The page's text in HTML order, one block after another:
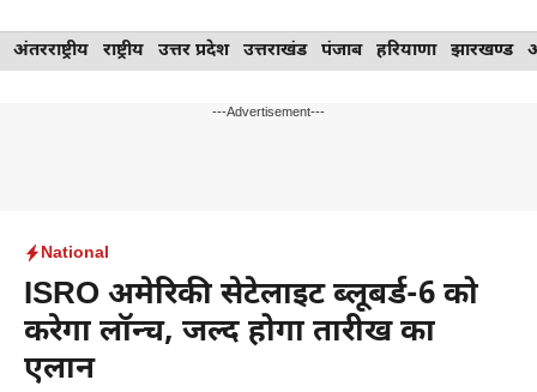
Skip
to
अंतरराष्ट्रीय राष्ट्रीय उत्तर प्रदेश उत्तराखंड पंजाब हरियाणा झारखण्ड
---Advertisement---
National
ISRO अमेरिकी सेटेलाइट ब्लूबर्ड-6 को
करेगा लॉन्च, जल्द होगा तारीख का
एलान